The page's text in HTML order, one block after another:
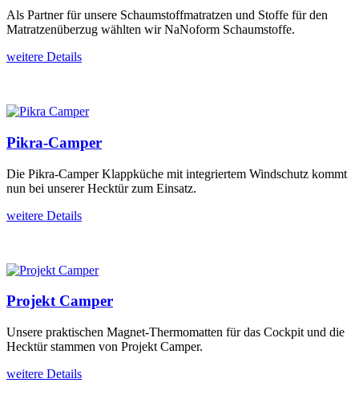
Als Partner für unsere Schaumstoffmatratzen und Stoffe für den
Matratzenüberzug wählten wir NaNoform Schaumstoffe.
weitere Details
Pikra-Camper
Die Pikra-Camper Klappküche mit integriertem Windschutz kommt
nun bei unserer Hecktür zum Einsatz.
weitere Details
Projekt Camper
Unsere praktischen Magnet-Thermomatten für das Cockpit und die
Hecktür stammen von Projekt Camper.
weitere Details